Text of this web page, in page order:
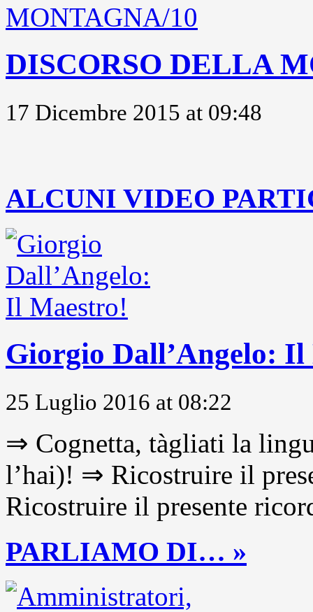
DISCORSO DELLA
17 Dicembre 2015 at 09:48
ALCUNI VIDEO
Giorgio Dall’Angelo:
25 Luglio 2016 at 08:22
⇒ Cognetta, tàgliati la
l’hai)! ⇒ Ricostruire il
Ricostruire il presente
PARLIAMO DI… »